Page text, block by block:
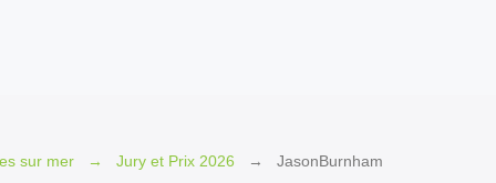
sur mer Jury et Prix 2026 JasonBurnham